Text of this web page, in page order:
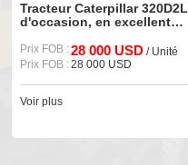
Tracteur Caterpillar 320D2L
d'occasion, en excellent
de fonctionnement, à
vendre
Prix FOB :28 000 USD/ Unité
Prix FOB :28 000 USD
Voir plus